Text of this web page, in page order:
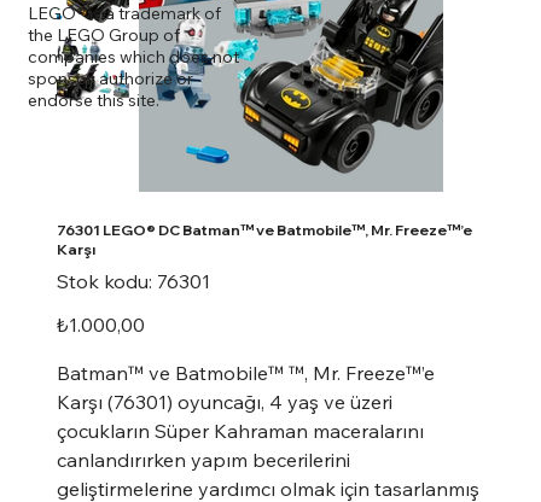
76301 LEGO® DC Batman™ ve Batmobile™, Mr. Freeze™’e
Karşı
Stok kodu: Stok
kodu:
76301
Fiyat
₺1.000,00
Batman™ ve Batmobile™ ™, Mr. Freeze™’e
Karşı (76301) oyuncağı, 4 yaş ve üzeri
çocukların Süper Kahraman maceralarını
canlandırırken yapım becerilerini
geliştirmelerine yardımcı olmak için tasarlanmış
LEGO® is a trademark of
the LEGO Group of
companies which does not
sponsor, authorize or
endorse this site.